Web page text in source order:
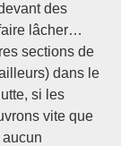
des
lâcher…
sections de
dans le
si les
vite que
aucun